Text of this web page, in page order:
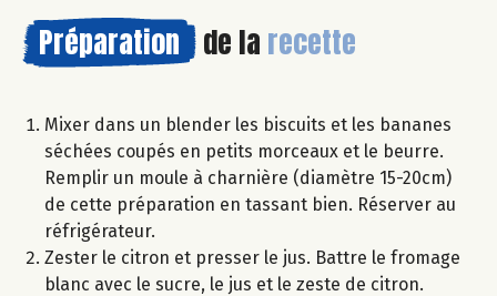
Préparation de la recette
Mixer dans un blender les biscuits et les bananes
séchées coupés en petits morceaux et le beurre.
Remplir un moule à charnière (diamètre 15-20cm)
de cette préparation en tassant bien. Réserver au
réfrigérateur.
Zester le citron et presser le jus. Battre le fromage
blanc avec le sucre, le jus et le zeste de citron.